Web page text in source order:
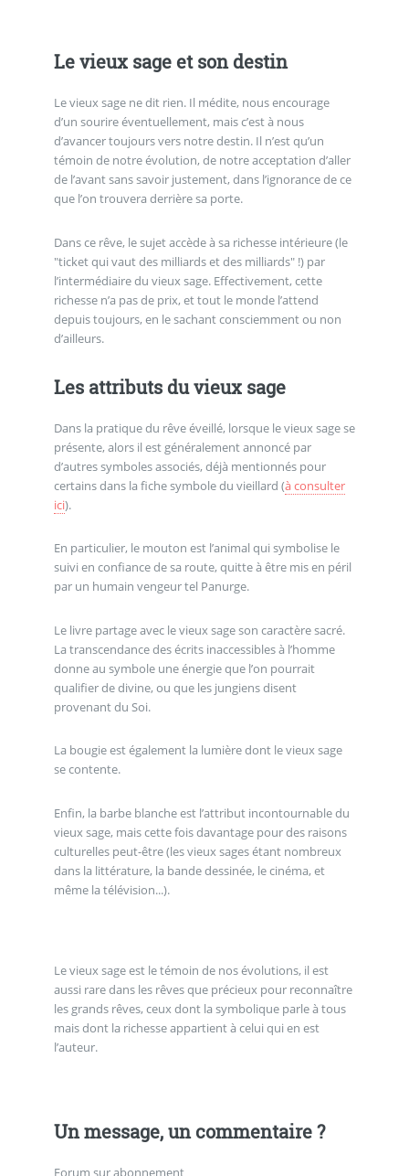
Le vieux sage et son destin
Le vieux sage ne dit rien. Il médite, nous encourage
d’un sourire éventuellement, mais c’est à nous
d’avancer toujours vers notre destin. Il n’est qu’un
témoin de notre évolution, de notre acceptation d’aller
de l’avant sans savoir justement, dans l’ignorance de ce
que l’on trouvera derrière sa porte.
Dans ce rêve, le sujet accède à sa richesse intérieure (le
"ticket qui vaut des milliards et des milliards" !) par
l’intermédiaire du vieux sage. Effectivement, cette
richesse n’a pas de prix, et tout le monde l’attend
depuis toujours, en le sachant consciemment ou non
d’ailleurs.
Les attributs du vieux sage
Dans la pratique du rêve éveillé, lorsque le vieux sage se
présente, alors il est généralement annoncé par
d’autres symboles associés, déjà mentionnés pour
certains dans la fiche symbole du vieillard (à consulter
ici).
En particulier, le mouton est l’animal qui symbolise le
suivi en confiance de sa route, quitte à être mis en péril
par un humain vengeur tel Panurge.
Le livre partage avec le vieux sage son caractère sacré.
La transcendance des écrits inaccessibles à l’homme
donne au symbole une énergie que l’on pourrait
qualifier de divine, ou que les jungiens disent
provenant du Soi.
La bougie est également la lumière dont le vieux sage
se contente.
Enfin, la barbe blanche est l’attribut incontournable du
vieux sage, mais cette fois davantage pour des raisons
culturelles peut-être (les vieux sages étant nombreux
dans la littérature, la bande dessinée, le cinéma, et
même la télévision...).
Le vieux sage est le témoin de nos évolutions, il est
aussi rare dans les rêves que précieux pour reconnaître
les grands rêves, ceux dont la symbolique parle à tous
mais dont la richesse appartient à celui qui en est
l’auteur.
Un message, un commentaire ?